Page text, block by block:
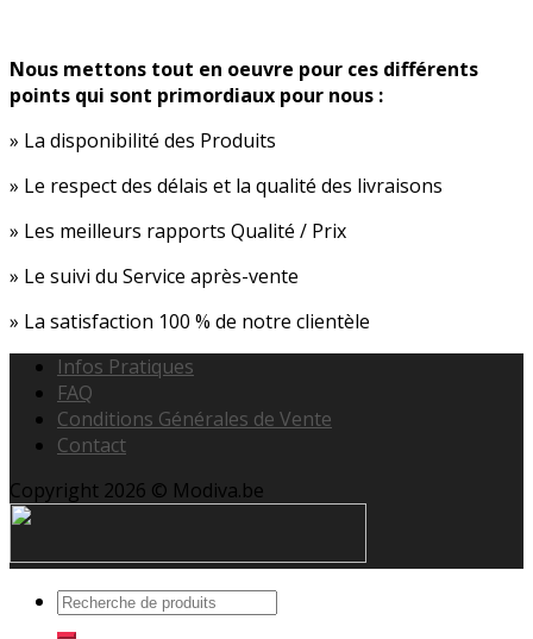
Nous mettons tout en oeuvre pour ces différents
points qui sont primordiaux pour nous :
» La disponibilité des Produits
» Le respect des délais et la qualité des livraisons
» Les meilleurs rapports Qualité / Prix
» Le suivi du Service après-vente
» La satisfaction 100 % de notre clientèle
Infos Pratiques
FAQ
Conditions Générales de Vente
Contact
Copyright 2026 © Modiva.be